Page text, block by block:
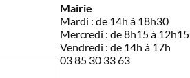
Mairie
Mardi : de 14h à 18h30
Mercredi : de 8h15 à 12h15
Vendredi : de 14h à 17h
03 85 30 33 63